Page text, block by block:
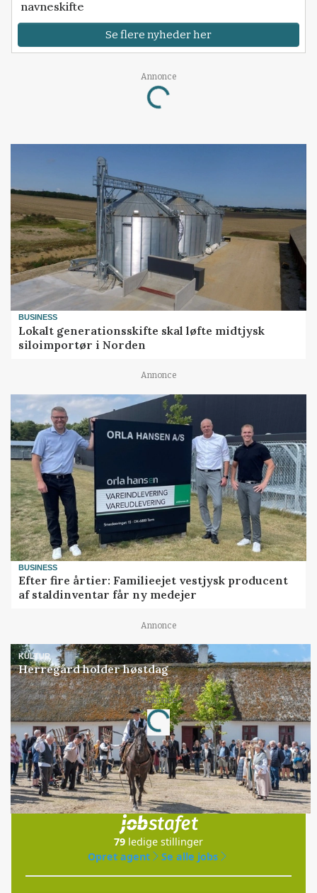
navneskifte
Se flere nyheder her
Annonce
Loading...
BUSINESS
Lokalt generationsskifte skal løfte midtjysk
siloimportør i Norden
Annonce
BUSINESS
Efter fire årtier: Familieejet vestjysk producent
af staldinventar får ny medejer
Annonce
KULTUR
Herregård holder høstdag
Annonce
Loading...
Jobs
i samarbejde med
79 ledige stillinger
Opret agent
Se alle jobs